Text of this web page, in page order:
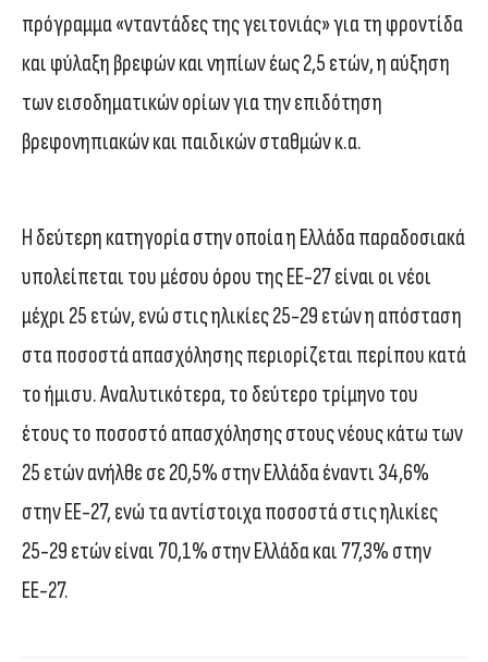
πρόγραμμα «νταντάδες της γειτονιάς» για τη φροντίδα
και φύλαξη βρεφών και νηπίων έως 2,5 ετών, η αύξηση
των εισοδηματικών ορίων για την επιδότηση
βρεφονηπιακών και παιδικών σταθμών κ.α.
Η δεύτερη κατηγορία στην οποία η Ελλάδα παραδοσιακά
υπολείπεται του μέσου όρου της ΕΕ-27 είναι οι νέοι
μέχρι 25 ετών, ενώ στις ηλικίες 25-29 ετών η απόσταση
στα ποσοστά απασχόλησης περιορίζεται περίπου κατά
το ήμισυ. Αναλυτικότερα, το δεύτερο τρίμηνο του
έτους το ποσοστό απασχόλησης στους νέους κάτω των
25 ετών ανήλθε σε 20,5% στην Ελλάδα έναντι 34,6%
στην ΕΕ-27, ενώ τα αντίστοιχα ποσοστά στις ηλικίες
25-29 ετών είναι 70,1% στην Ελλάδα και 77,3% στην
ΕΕ-27.